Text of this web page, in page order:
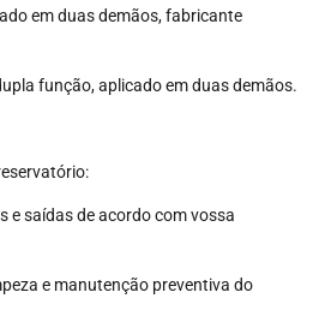
em duas demãos, fabricante
função, aplicado em duas demãos.
e saídas de acordo com vossa
e manutenção preventiva do